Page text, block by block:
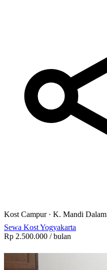
Kost Campur· K. Mandi Dalam
Sewa Kost Yogyakarta
Rp 2.500.000 / bulan